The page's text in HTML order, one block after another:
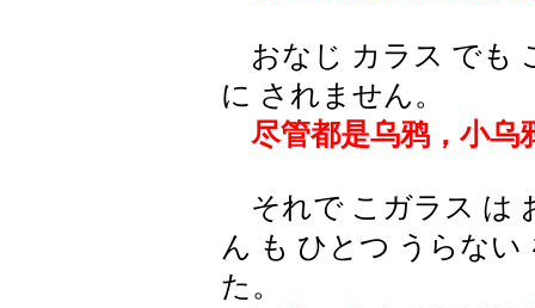
おなじ カラス でも
に されません。
尽管都是乌鸦，小乌
それで こガラス は
ん も ひとつ うらな
た。